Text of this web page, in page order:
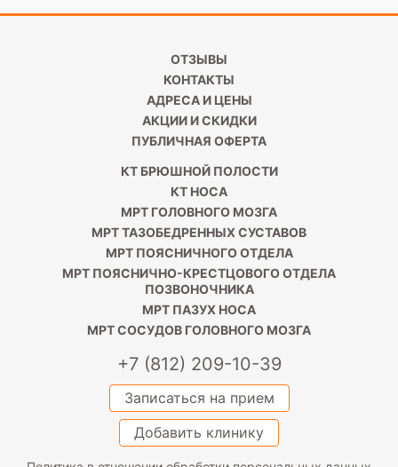
ОТЗЫВЫ
КОНТАКТЫ
АДРЕСА И ЦЕНЫ
АКЦИИ И СКИДКИ
ПУБЛИЧНАЯ ОФЕРТА
КТ БРЮШНОЙ ПОЛОСТИ
КТ НОСА
МРТ ГОЛОВНОГО МОЗГА
МРТ ТАЗОБЕДРЕННЫХ СУСТАВОВ
МРТ ПОЯСНИЧНОГО ОТДЕЛА
МРТ ПОЯСНИЧНО-КРЕСТЦОВОГО ОТДЕЛА
ПОЗВОНОЧНИКА
МРТ ПАЗУХ НОСА
МРТ СОСУДОВ ГОЛОВНОГО МОЗГА
+7 (812) 209-10-39
Записаться на прием
Добавить клинику